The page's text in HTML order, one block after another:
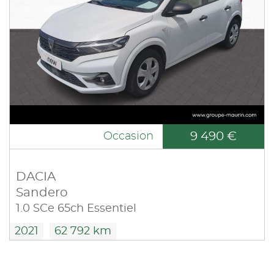
Occasion 9 490 €
DACIA
Sandero
1.0 SCe 65ch Essentiel
2021 62 792 km